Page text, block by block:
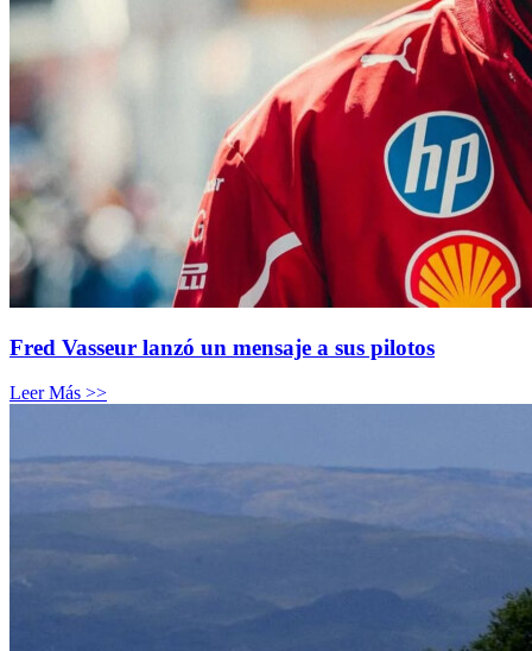
Fred Vasseur lanzó un mensaje a sus pilotos
Leer Más >>